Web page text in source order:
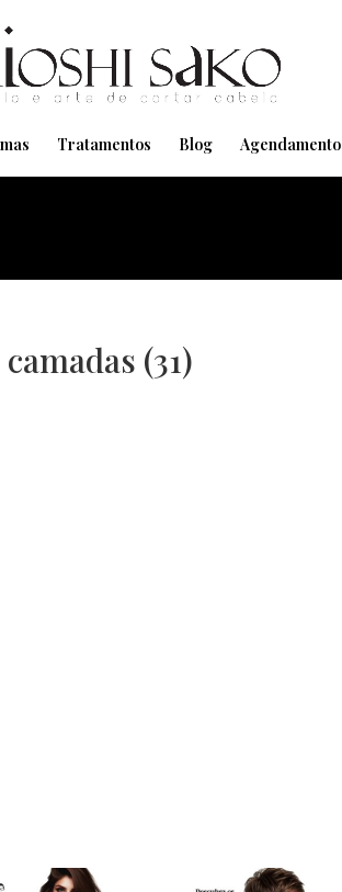
Tratamentos Blog Agendamento
(31)
transformar seu Visual??
pelo Whatsapp